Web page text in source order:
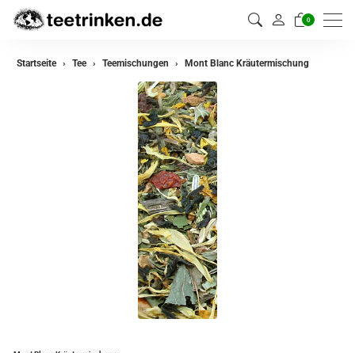
0
zurück
Teemischungen
Startseite Tee Teemischungen Mont Blanc Kräutermischung